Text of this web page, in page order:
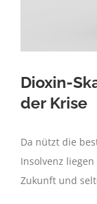
Dioxin-
der Krise
Da nützt die
Insolvenz
Zukunft und